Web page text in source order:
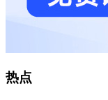
热点